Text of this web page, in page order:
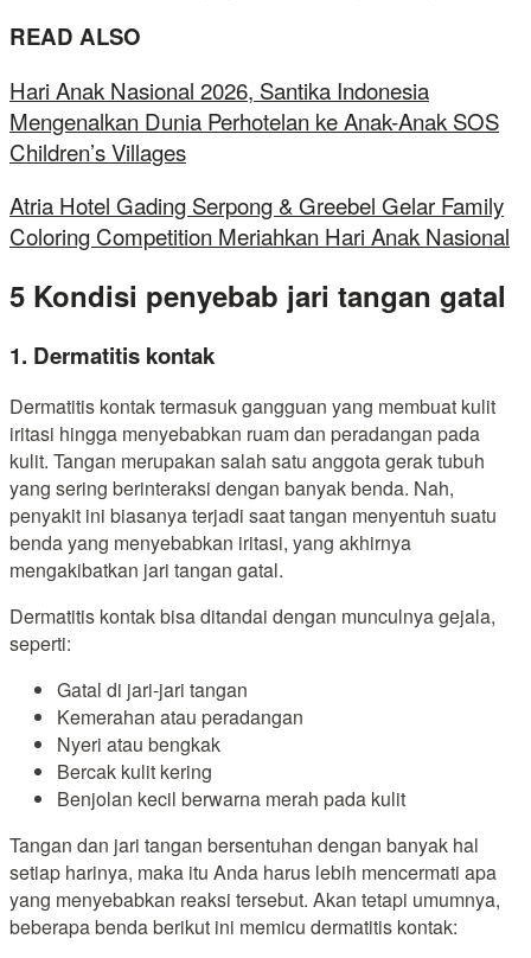
READ ALSO
Hari Anak Nasional 2026, Santika Indonesia
Mengenalkan Dunia Perhotelan ke Anak-Anak SOS
Children’s Villages
Atria Hotel Gading Serpong & Greebel Gelar Family
Coloring Competition Meriahkan Hari Anak Nasional
5 Kondisi penyebab jari tangan gatal
1. Dermatitis kontak
Dermatitis kontak termasuk gangguan yang membuat kulit
iritasi hingga menyebabkan ruam dan peradangan pada
kulit. Tangan merupakan salah satu anggota gerak tubuh
yang sering berinteraksi dengan banyak benda. Nah,
penyakit ini biasanya terjadi saat tangan menyentuh suatu
benda yang menyebabkan iritasi, yang akhirnya
mengakibatkan jari tangan gatal.
Dermatitis kontak bisa ditandai dengan munculnya gejala,
seperti:
Gatal di jari-jari tangan
Kemerahan atau peradangan
Nyeri atau bengkak
Bercak kulit kering
Benjolan kecil berwarna merah pada kulit
Tangan dan jari tangan bersentuhan dengan banyak hal
setiap harinya, maka itu Anda harus lebih mencermati apa
yang menyebabkan reaksi tersebut. Akan tetapi umumnya,
beberapa benda berikut ini memicu dermatitis kontak: